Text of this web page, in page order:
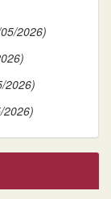
2026)
2026)
2026)